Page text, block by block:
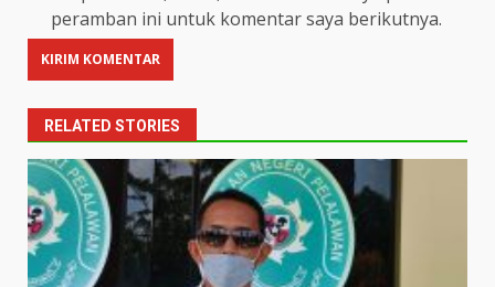
peramban ini untuk komentar saya berikutnya.
RELATED STORIES